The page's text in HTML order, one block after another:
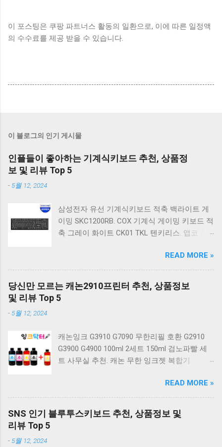
이 포스팅은 쿠팡 파트너스 활동의 일환으로, 이에 따른 일정액
의 수수료를 제공 받을 수 있습니다.
이 블로그의 인기 게시물
인플들이 좋아하는 기계식키보드 추천, 상품정
보 및 리뷰 Top 5
- 5월 12, 2024
삼성전자 유선 기계식키보드 적축 백라이트 게
이밍 SKC1200RB. COX 기계식 게이밍 키보드 적
축 그레이 화이트 CK01 TKL 텐키리스. 앱코 축
랙 K560 일반형. 앱코 K517 레트로 기계식 게이
밍 유선키보드 갈축 일반형 레트로 베이지. 체리
키보드 G803000S TKL RGB 게이밍 텐키리스 기
계식 키보드 4종 축 선택 저소음적축 블랙. 체리
베이지 K517 Retro. COX CK01 교체축 사이드
RGB 게이밍 기계식 키보드 네이비 CK01NV적축
일반형. 체리키보드 XTRFY MX BOARD 3.1 RGB
COX 기계식 게이밍 키보드 갈축 그레이 화이트
CK01 TKL 텐키리스 기계식키보드 구매를 고려
하실 때, 추가 할인 혜택을 놓치지 마세요. 다양
READ MORE »
당신만 모르는 캐논2910프린터 추천, 상품정보
및 리뷰 Top 5
- 5월 12, 2024
캐논잉크 G3910 G7090 무한리필 호환 G2910
G3900 G4900 100ml 2세트 150ml 검노파빨 세
트 사무실 추천. 캐논 무한 잉크젯 복합기
논 PIXMA G2910 잉크포함 정품 무한복합기 컬
러 잉크젯복합기 가정용프린터 상세정보참조.
캐논 G시리즈 프린터 정품 헤드 카트리지
G1900 G2900 G3900 G4900 G2910 G3910
READ MORE »
SNS 인기 블루투스키보드 추천, 상품정보 및
리뷰 Top 5
- 5월 12, 2024